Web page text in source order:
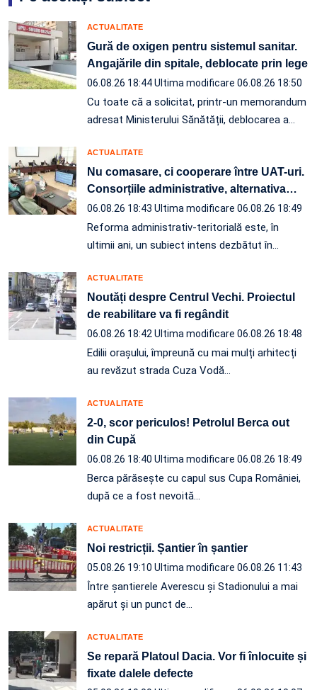
ACTUALITATE
Gură de oxigen pentru sistemul sanitar.
Angajările din spitale, deblocate prin lege
06.08.26 18:44Ultima modificare 06.08.26 18:50
Cu toate că a solicitat, printr-un memorandum
adresat Ministerului Sănătății, deblocarea a…
ACTUALITATE
Nu comasare, ci cooperare între UAT-uri.
Consorțiile administrative, alternativa…
06.08.26 18:43 Ultima modificare 06.08.26 18:49
Reforma administrativ-teritorială este, în
ultimii ani, un subiect intens dezbătut în…
ACTUALITATE
Noutăți despre Centrul Vechi. Proiectul
de reabilitare va fi regândit
06.08.26 18:42 Ultima modificare 06.08.26 18:48
Edilii orașului, împreună cu mai mulți arhitecți
au revăzut strada Cuza Vodă…
ACTUALITATE
2-0, scor periculos! Petrolul Berca out
din Cupă
06.08.26 18:40 Ultima modificare 06.08.26 18:49
Berca părăsește cu capul sus Cupa României,
după ce a fost nevoită…
ACTUALITATE
Noi restricții. Șantier în șantier
05.08.26 19:10 Ultima modificare 06.08.26 11:43
Între șantierele Averescu și Stadionului a mai
apărut și un punct de…
ACTUALITATE
Se repară Platoul Dacia. Vor fi înlocuite și
fixate dalele defecte